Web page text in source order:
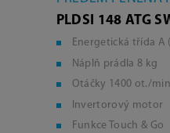
PLDSI 148 ATG
Energetická třída A
Náplň prádla 8 kg
Otáčky 1400 ot./
Invertorový motor
Funkce Touch & Go